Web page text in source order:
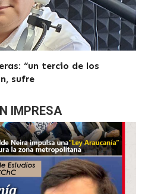
“un tercio de los
sufre
IMPRESA